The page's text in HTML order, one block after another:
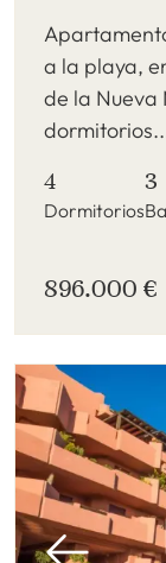
a la playa,
de la Nueva
4
Dormitorios
3
896.000 €